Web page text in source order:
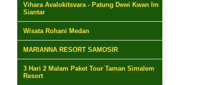
Vihara Avalokitsvara - Patung Dewi Kwan Im
Siantar
Wisata Rohani Medan
MARIANNA RESORT SAMOSIR
3 Hari 2 Malam Paket Tour Taman Simalem
Resort